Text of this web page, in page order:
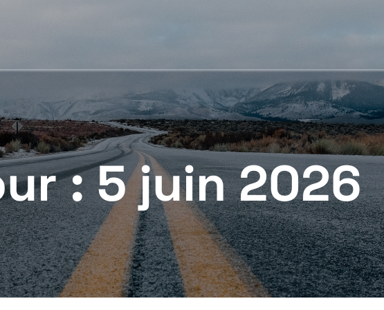
:5 juin 2026